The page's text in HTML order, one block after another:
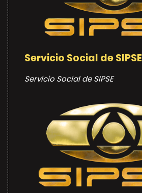
Servicio Social de SIPSE
Servicio Social de SIPSE